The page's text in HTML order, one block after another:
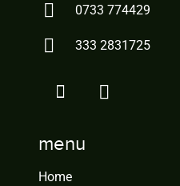
0733 774429
333 2831725
menu
Home